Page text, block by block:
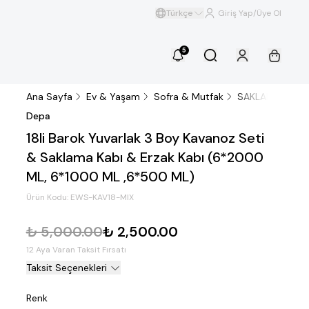
Türkçe Giriş Yap/Üye Ol
5
Ana Sayfa Ev & Yaşam Sofra & Mutfak
SAKLAMA &
Depa
18li Barok Yuvarlak 3 Boy Kavanoz Seti
& Saklama Kabı & Erzak Kabı (6*2000
ML, 6*1000 ML ,6*500 ML)
Ürün Kodu: EWS-KAV18-MIX
₺ 5,000.00₺ 2,500.00
12 Aya Varan Taksit Fırsatı
Taksit Seçenekleri
Renk